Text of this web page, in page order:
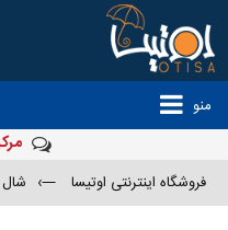
منو
فروشگاه اینترنتی اوتیسا —›